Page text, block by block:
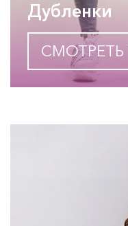
Дубленки